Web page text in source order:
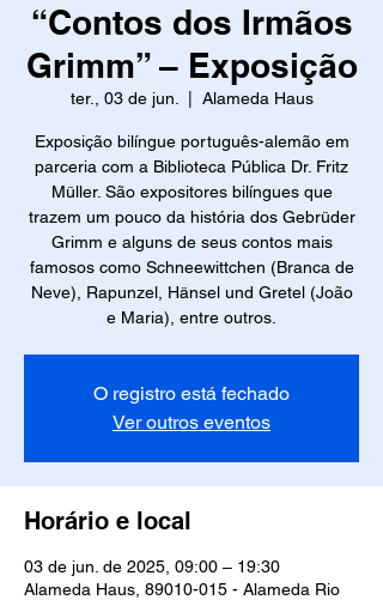
“Contos dos Irmãos
Grimm” – Exposição
ter., 03 de jun. Alameda Haus
Exposição bilíngue português-alemão em
parceria com a Biblioteca Pública Dr. Fritz
Müller. São expositores bilíngues que
trazem um pouco da história dos Gebrüder
Grimm e alguns de seus contos mais
famosos como Schneewittchen (Branca de
Neve), Rapunzel, Hänsel und Gretel (João
e Maria), entre outros.
O registro está fechado
Ver outros eventos
Horário e local
03 de jun. de 2025, 09:00 – 19:30
Alameda Haus, 89010-015 - Alameda Rio